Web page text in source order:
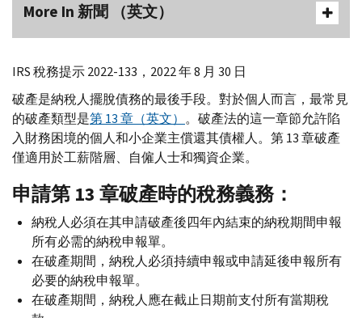
More In 新聞 （英文）
IRS稅務提示 2022-133，2022 年 8 月 30 日
破產是納稅人擺脫債務的最後手段。對於個人而言，最常見
的破產類型是第 13 章（英文） 。破產法的這一章節允許陷
入財務困境的個人和小企業主償還其債權人。第 13 章破產
僅適用於工薪階層、自僱人士和獨資企業。
申請第 13 章破產時的稅務義務：
納稅人必須在其申請破產後四年內結束的納稅期間申報
所有必需的納稅申報單。
在破產期間，納稅人必須持續申報或申請延後申報所有
必要的納稅申報單。
在破產期間，納稅人應在截止日期前支付所有當期稅